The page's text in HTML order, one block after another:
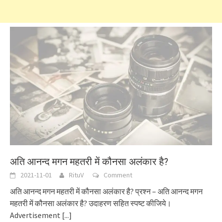
अति आनन्द मगन महतरी में कौनसा अलंकार है?
2021-11-01 RituV Comment
अति आनन्द मगन महतरी में कौनसा अलंकार है? प्रश्न – अति आनन्द मगन
महतरी में कौनसा अलंकार है? उदाहरण सहित स्पष्ट कीजिये।
Advertisement [...]